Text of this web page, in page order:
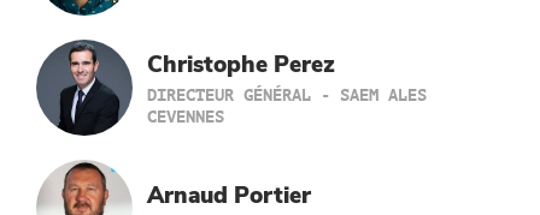
Christophe Perez
DIRECTEUR GÉNÉRAL - SAEM ALES
CEVENNES
Arnaud Portier